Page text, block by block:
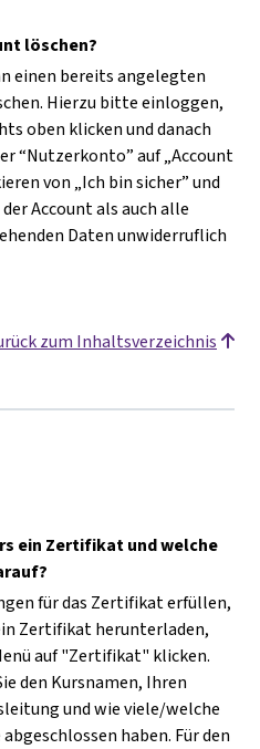
löschen?
einen bereits angelegten
Hierzu bitte einloggen,
oben klicken und danach
“Nutzerkonto” auf „Account
von „Ich bin sicher” und
Account als auch alle
Daten unwiderruflich
zum Inhaltsverzeichnis
ein Zertifikat und welche
für das Zertifikat erfüllen,
Zertifikat herunterladen,
auf "Zertifikat" klicken.
den Kursnamen, Ihren
und wie viele/welche
haben. Für den